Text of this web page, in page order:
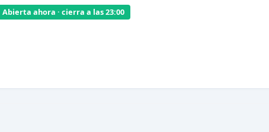
Abierta ahora · cierra a las 23:00